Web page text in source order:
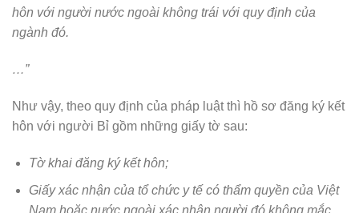
hôn với người nước ngoài không trái với quy định của
ngành đó.
…”
Như vậy, theo quy định của pháp luật thì hồ sơ đăng ký kết
hôn với người Bỉ gồm những giấy tờ sau:
Tờ khai đăng ký kết hôn;
Giấy xác nhận của tổ chức y tế có thẩm quyền của Việt